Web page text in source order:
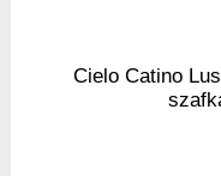
Cielo Catino